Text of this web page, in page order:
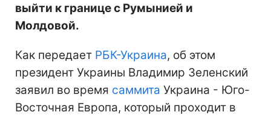
выйти к границе с Румынией и
Молдовой.
Как передает РБК-Украина, об этом
президент Украины Владимир Зеленский
заявил во время саммита Украина - Юго-
Восточная Европа, который проходит в